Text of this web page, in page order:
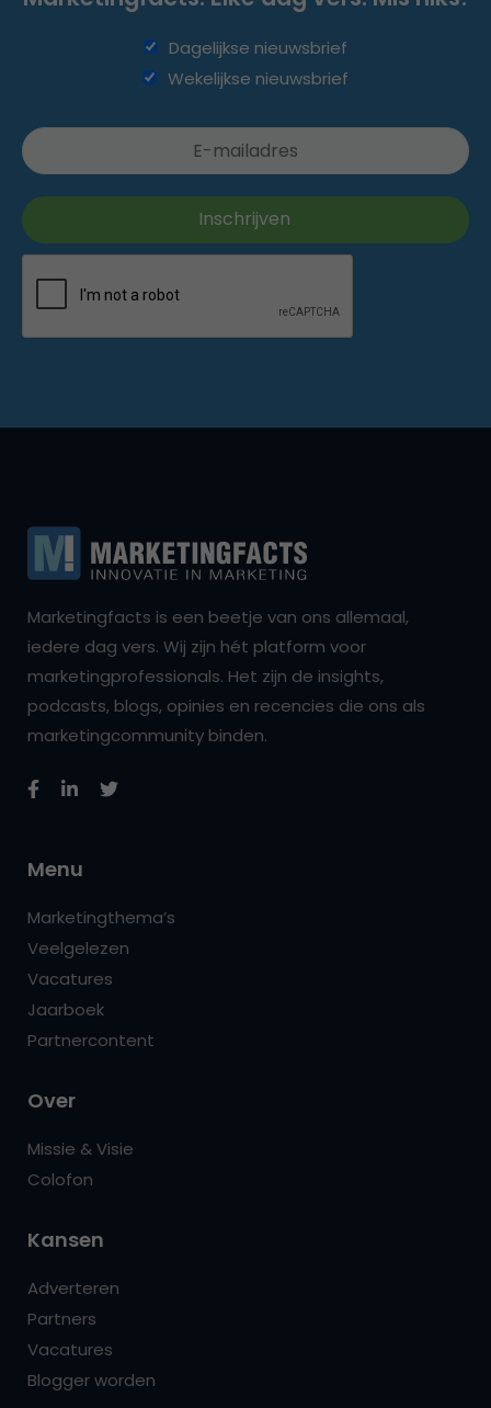
Dagelijkse nieuwsbrief
Wekelijkse nieuwsbrief
Marketingfacts is een beetje van ons allemaal,
iedere dag vers. Wij zijn hét platform voor
marketingprofessionals. Het zijn de insights,
podcasts, blogs, opinies en recencies die ons als
marketingcommunity binden.
Menu
Marketingthema’s
Veelgelezen
Vacatures
Jaarboek
Partnercontent
Over
Missie & Visie
Colofon
Kansen
Adverteren
Partners
Vacatures
Blogger worden